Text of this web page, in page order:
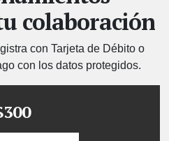
colaboración
con Tarjeta de Débito o
con los datos protegidos.